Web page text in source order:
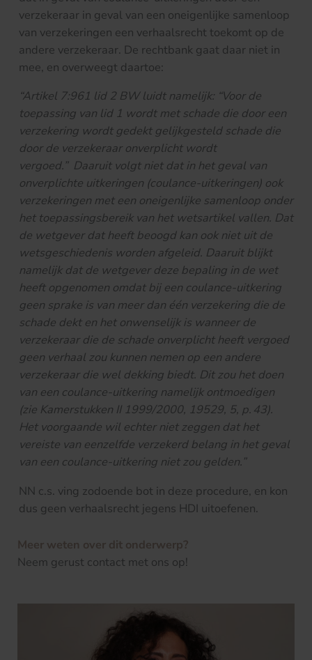
verzekeraar in geval van een oneigenlijke samenloop
van verzekeringen een verhaalsrecht toekomt op de
andere verzekeraar. De rechtbank gaat daar niet in
mee, en overweegt daartoe:
“Artikel 7:961 lid 2 BW luidt namelijk: “Voor de
toepassing van lid 1 wordt met schade die door een
verzekering wordt gedekt gelijkgesteld schade die
door de verzekeraar onverplicht wordt
vergoed.” Daaruit volgt niet dat in het geval van
onverplichte uitkeringen (coulance-uitkeringen) ook
verzekeringen met een oneigenlijke samenloop onder
het toepassingsbereik van het wetsartikel vallen. Dat
de wetgever dat heeft beoogd kan ook niet uit de
wetsgeschiedenis worden afgeleid. Daaruit blijkt
namelijk dat de wetgever deze bepaling in de wet
heeft opgenomen omdat bij een coulance-uitkering
geen sprake is van meer dan één verzekering die de
schade dekt en het onwenselijk is wanneer de
verzekeraar die de schade onverplicht heeft vergoed
geen verhaal zou kunnen nemen op een andere
verzekeraar die wel dekking biedt. Dit zou het doen
van een coulance-uitkering namelijk ontmoedigen
(zie Kamerstukken II 1999/2000, 19529, 5, p. 43).
Het voorgaande wil echter niet zeggen dat het
vereiste van eenzelfde verzekerd belang in het geval
van een coulance-uitkering niet zou gelden.”
NN c.s. ving zodoende bot in deze procedure, en kon
dus geen verhaalsrecht jegens HDI uitoefenen.
Meer weten over dit onderwerp?
Neem gerust contact met ons op!